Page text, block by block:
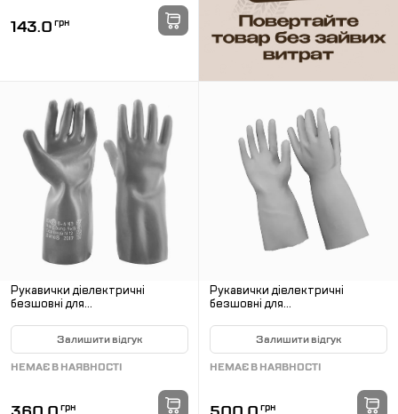
143.0 грн
Рукавички діелектричні
безшовні для
(Клас 0)
Залишити відгук
НЕМАЄ В НАЯВНОСТІ
грн
Рукавички діелектричні
безшовні для
(1 Клас)
Залишити відгук
НЕМАЄ В НАЯВНОСТІ
грн